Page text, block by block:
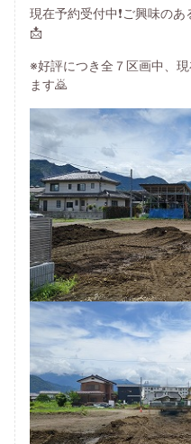
現在予約受付中❗ご興味の
📩
※好評につき全７区画中、
ます🙇